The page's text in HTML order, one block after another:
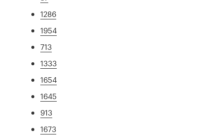
1286
1954
713
1333
1654
1645
913
1673